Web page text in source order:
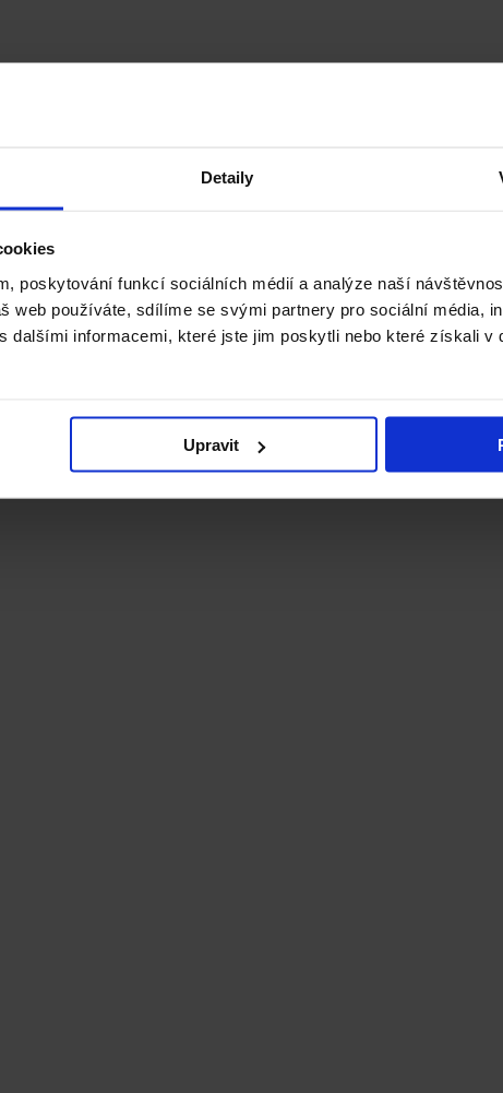
Detaily
poskytování funkcí sociálních médií a analýze naší
web používáte, sdílíme se svými partnery pro sociální média,
dalšími informacemi, které jste jim poskytli nebo které získali v
Upravit